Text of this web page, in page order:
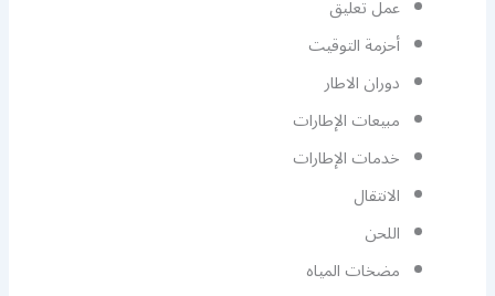
عمل تعليق
أحزمة التوقيت
دوران الاطار
مبيعات الإطارات
خدمات الإطارات
الانتقال
اللحن
مضخات المياه